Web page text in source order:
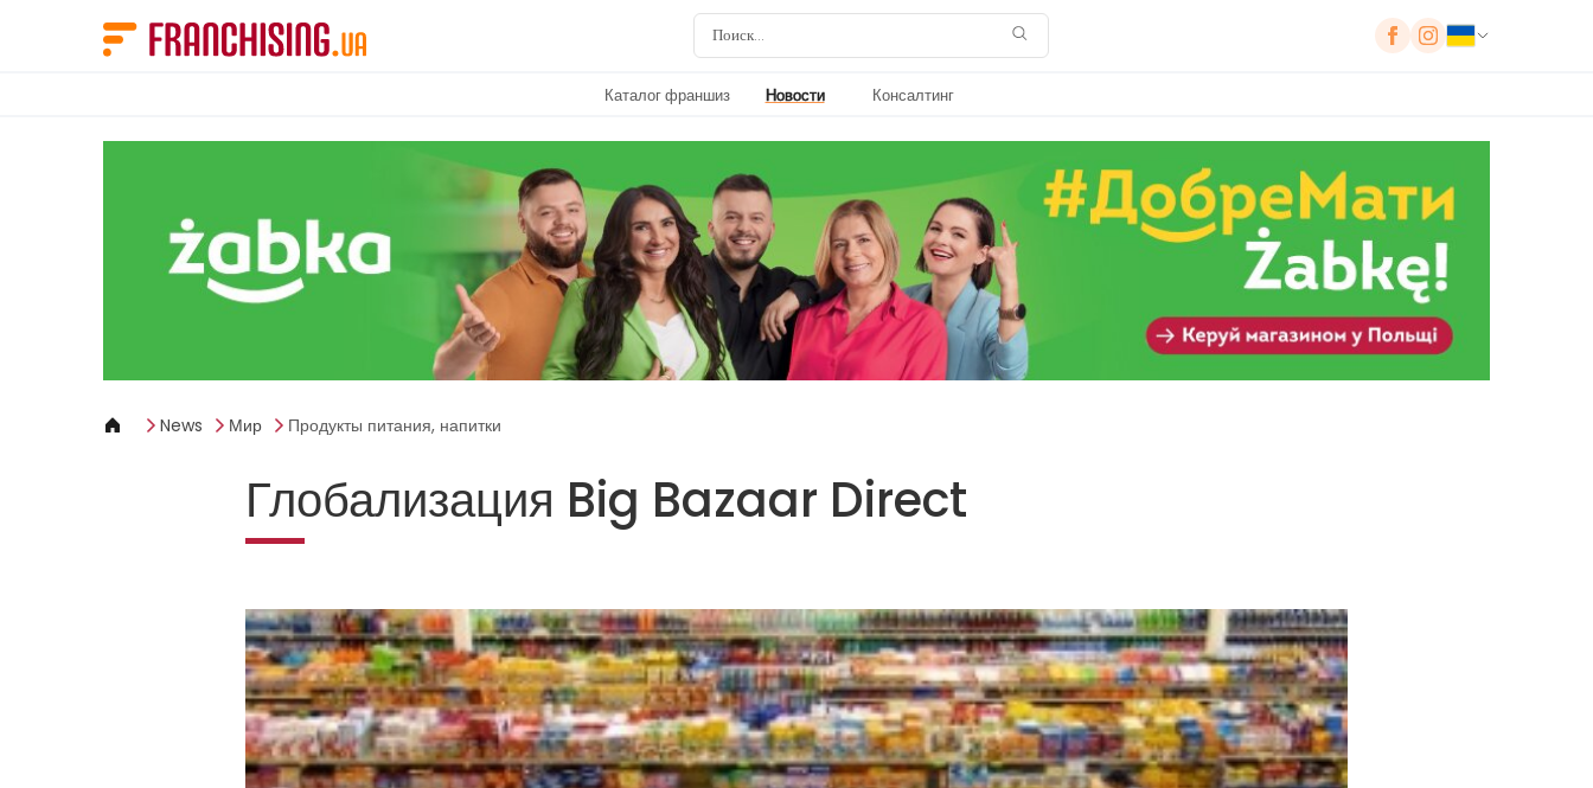
Каталог франшиз Новости Консалтинг
News Мир Продукты питания, напитки
Глобализация Big Bazaar Direct